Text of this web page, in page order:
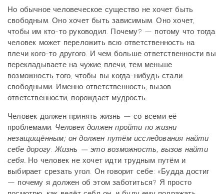
Но обычное человеческое существо не хочет быть
свободным. Оно хочет быть зависимым. Оно хочет,
чтобы им кто-то руководил. Почему? — потому что тогда
человек может переложить всю ответственность на
плечи кого-то другого. И чем больше ответственности вы
перекладываете на чужие плечи, тем меньше
возможность того, чтобы вы когда-нибудь стали
свободными. Именно ответственность, вызов
ответственности, порождает мудрость.
Человек должен принять жизнь — со всеми её
проблемами. Человек должен пройти по жизни
незащищённым; он должен путём исследования найти
себе дорогу.Жизнь — это возможность, вызов найти
себя. Но человек не хочет идти трудным путём и
выбирает срезать угол. Он говорит себе: «Будда достиг
— почему я должен об этом заботиться? Я просто